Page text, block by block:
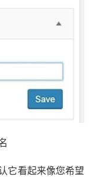
它看起来像您希望